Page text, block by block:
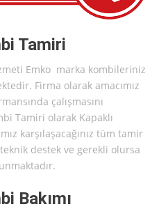
Tamiri
Emko marka kombileriniz
Firma olarak amacımız
çalışmasını
Tamiri olarak Kapaklı
karşılaşacağınız tüm tamir
destek ve gerekli olursa
Bakımı